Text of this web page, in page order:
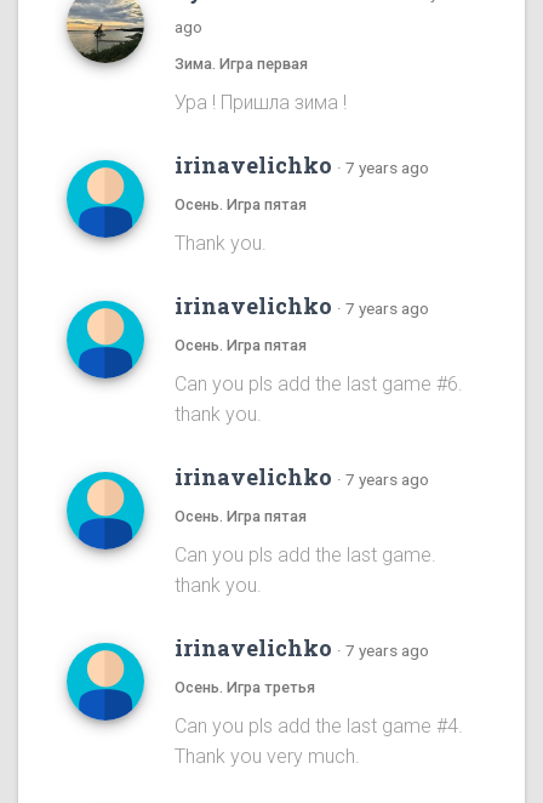
ago
Зима. Игра первая
Ура ! Пришла зима !
irinavelichko · 7 years ago
Осень. Игра пятая
Thank you.
irinavelichko · 7 years ago
Осень. Игра пятая
Can you pls add the last game #6.
thank you.
irinavelichko · 7 years ago
Осень. Игра пятая
Can you pls add the last game.
thank you.
irinavelichko · 7 years ago
Осень. Игра третья
Can you pls add the last game #4.
Thank you very much.